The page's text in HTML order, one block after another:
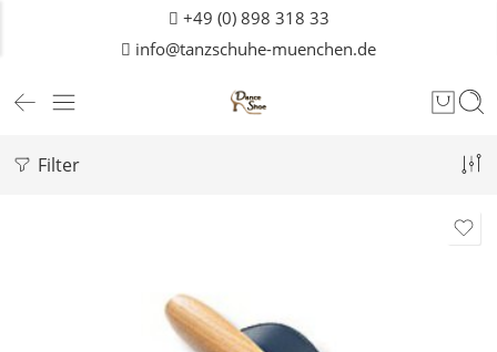
+49 (0) 898 318 33
info@tanzschuhe-muenchen.de
Filter